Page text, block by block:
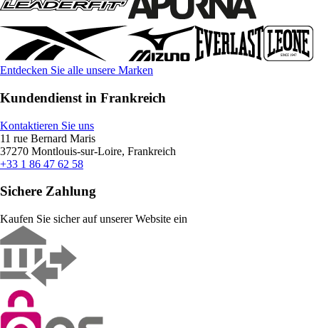
Entdecken Sie alle unsere Marken
Kundendienst in Frankreich
Kontaktieren Sie uns
11 rue Bernard Maris
37270 Montlouis-sur-Loire, Frankreich
+33 1 86 47 62 58
Sichere Zahlung
Kaufen Sie sicher auf unserer Website ein